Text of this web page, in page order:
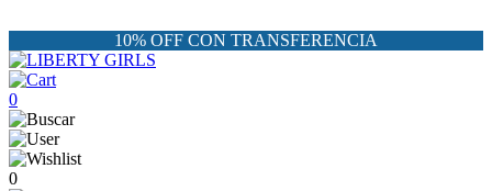
10% OFF CON TRANSFERENCIA
0
0